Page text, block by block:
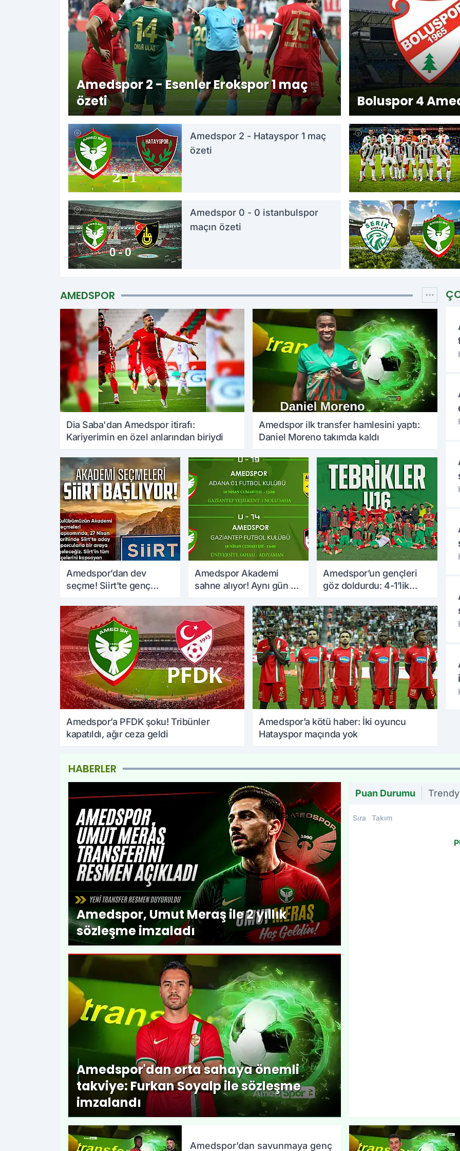
gün: Amedspor’un
yeni yönetimi belli
oldu
Amedspor ilk
transfer hamlesini
yaptı: Daniel
Moreno takımda
kaldı
Amedspor'da
imzalar peş peşe:
David Bates resmen
açıklandı
Amedspor 2 - Esenler Erokspor 1 maç
özeti
Boluspor 4
Amedspor 2 - Hatayspor 1 maç
özeti
Amedspor 0 - 0 istanbulspor
maçın özeti
AMEDSPOR
Dia Saba'dan Amedspor itirafı:
Kariyerimin en özel anlarından biriydi
Amedspor ilk transfer hamlesini yaptı:
Daniel Moreno takımda kaldı
Amedspor’dan dev
seçme! Siirt’te genç
çıkıyor
Amedspor Akademi
sahne alıyor! Aynı gün 2
Amedspor’un gençleri
göz doldurdu: 4-1’lik
Amedspor’a PFDK şoku! Tribünler
kapatıldı, ağır ceza geldi
Amedspor’a kötü haber: İki oyuncu
Hatayspor maçında yok
HABERLER
Amedspor, Umut Meraş ile 2 yıllık
sözleşme imzaladı
Amedspor'dan orta sahaya önemli
takviye: Furkan Soyalp ile sözleşme
imzalandı
Puan Durumu
Sıra Takım
Amedspor’dan savunmaya genç